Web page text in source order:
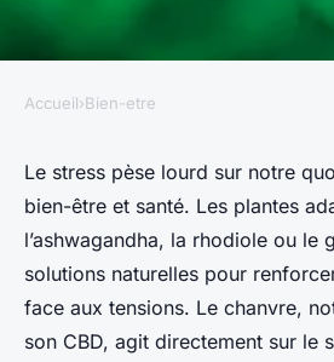
Top plantes
chanvre pour
stress
Sacha•29 octobre 2025 •6 min de
Accueil›Bien-etre
Le stress pèse lourd sur notre
bien-être et santé. Les plantes
l’ashwagandha, la rhodiole ou le
solutions naturelles pour
face aux tensions. Le chanvre,
son CBD, agit directement sur le